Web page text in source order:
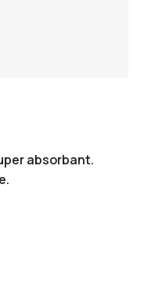
absorbant.